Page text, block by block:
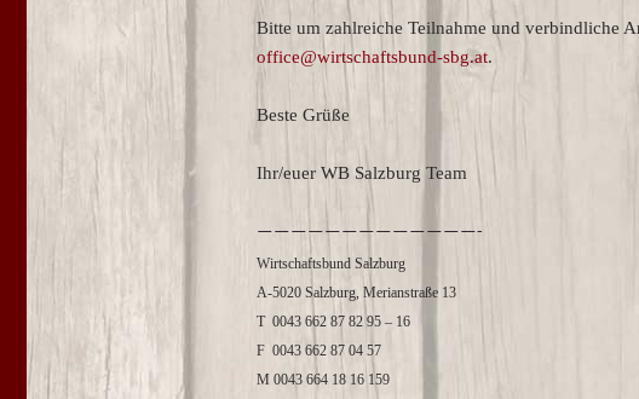
Bitte um zahlreiche Teilnahme und verbindliche
office@wirtschaftsbund-sbg.at.
Beste Grüße
Ihr/euer WB Salzburg Team
—————————————-
Wirtschaftsbund Salzburg
A-5020 Salzburg, Merianstraße 13
T 0043 662 87 82 95 – 16
F 0043 662 87 04 57
M 0043 664 18 16 159